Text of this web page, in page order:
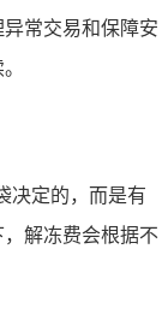
常交易和保障安
决定的，而是有
解冻费会根据不